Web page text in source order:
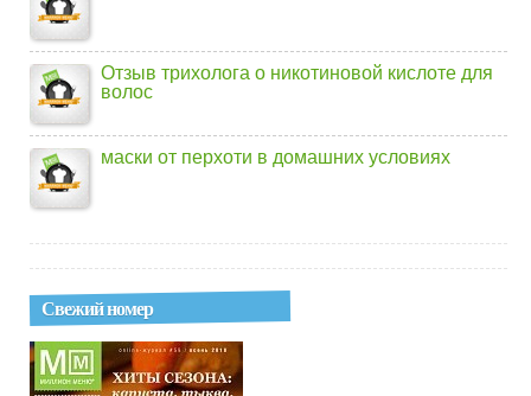
Отзыв трихолога о никотиновой кислоте для
волос
маски от перхоти в домашних условиях
Свежий номер